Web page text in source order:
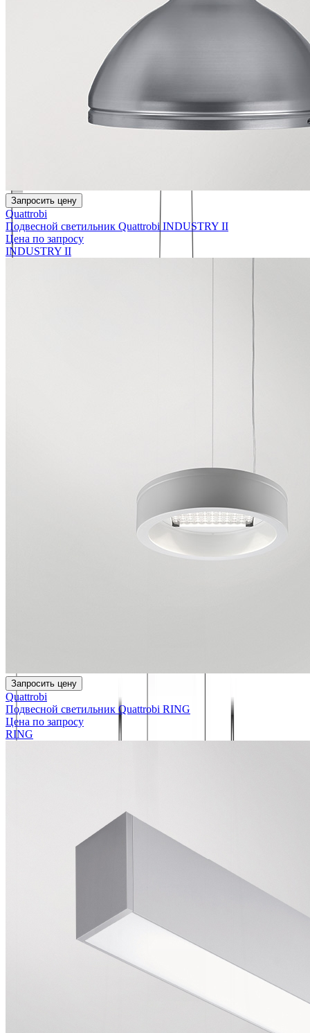
Запросить цену
Quattrobi
Подвесной светильник Quattrobi INDUSTRY II
Цена по запросу
INDUSTRY II
Запросить цену
Quattrobi
Подвесной светильник Quattrobi RING
Цена по запросу
RING